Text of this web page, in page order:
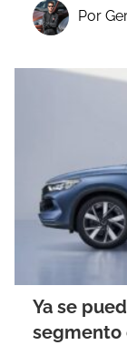
Por
Ya se
segmento